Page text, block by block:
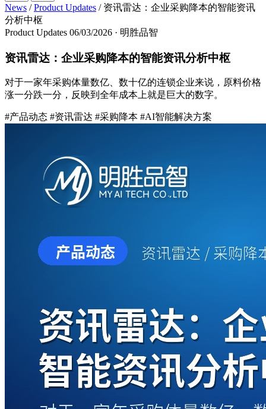
News / Product Updates / 资讯雷达：企业采购降本的智能资讯
分析中枢
Product Updates 06/03/2026 · 明胜品智
资讯雷达：企业采购降本的智能资讯分析中枢
对于一家年采购体量数亿、数十亿的连锁企业来说，原料价格
涨一分跌一分，反映到全年成本上就是巨大的数字。
#产品动态 #资讯雷达 #采购降本 #AI智能解决方案